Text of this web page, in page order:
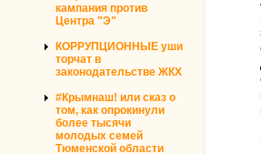
кампания против
Центра "Э"
КОРРУПЦИОННЫЕ уши
торчат в
законодательстве ЖКХ
#Крымнаш! или сказ о
том, как опрокинули
более тысячи
молодых семей
Тюменской области